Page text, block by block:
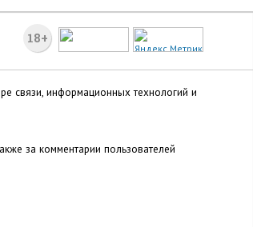
18+
связи, информационных технологий и
за комментарии пользователей